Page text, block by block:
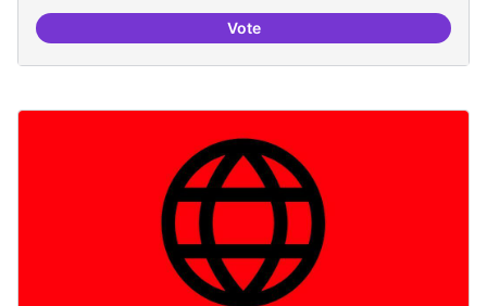
VoteEsdeveniment/Presentació per